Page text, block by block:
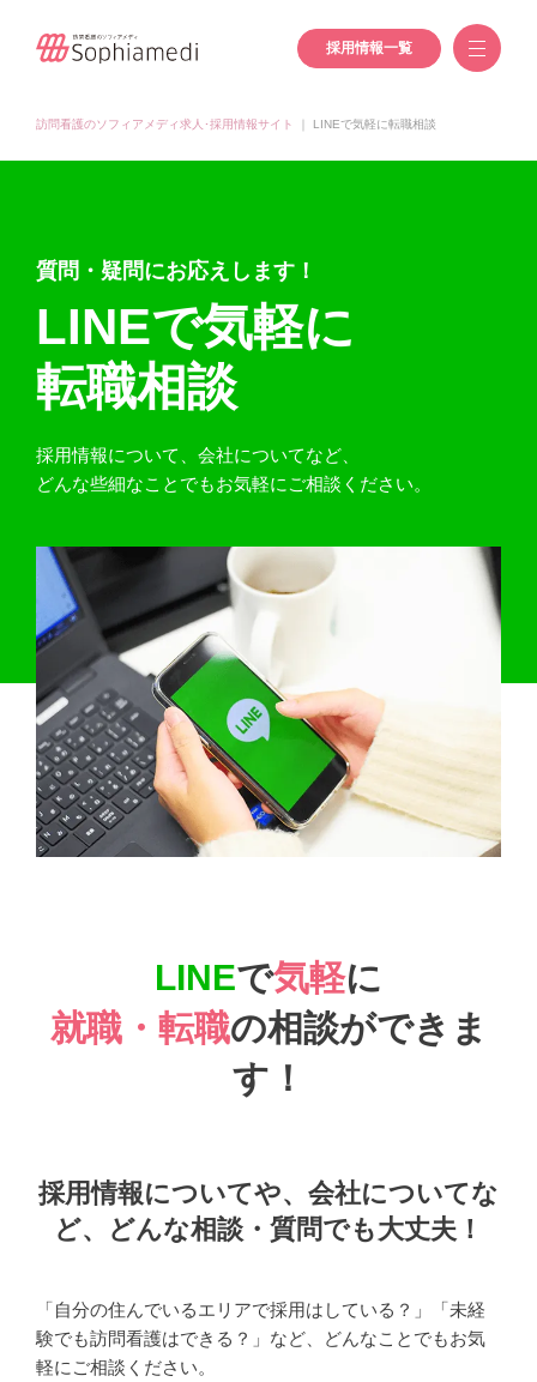
採用情報一覧
訪問看護のソフィアメディ求人･採用情報サイト LINEで気軽に転職相談
質問・疑問にお応えします！
LINEで気軽に
転職相談
採用情報について、会社についてなど、
どんな些細なことでもお気軽にご相談ください。
LINEで気軽に
就職・転職の相談ができま
す！
採用情報についてや、会社についてな
ど、
どんな相談・質問でも大丈夫！
「自分の住んでいるエリアで採用はしている？」「未経
験でも訪問看護はできる？」など、
どんなことでもお気
軽にご相談ください。